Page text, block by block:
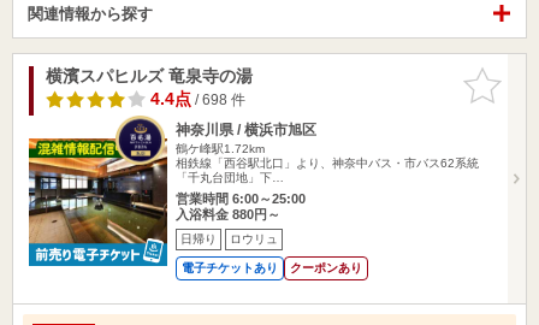
関連情報から探す
お気に入
りに追加
横濱スパヒルズ 竜泉寺の湯
4.4点/ 698 件
神奈川県 / 横浜市旭区
鶴ケ峰駅1.72km
相鉄線「西谷駅北口」より、神奈中バス・市バス62系統
「千丸台団地」下…
営業時間 6:00～25:00
入浴料金 880円～
日帰り ロウリュ
電子チケットあり クーポンあり